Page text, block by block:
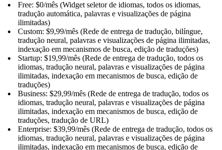
Free: $0/mês (Widget seletor de idiomas, todos os idiomas,
tradução automática, palavras e visualizações de página
ilimitadas)
Custom: $9,99/mês (Rede de entrega de tradução, bilíngue,
tradução neural, palavras e visualizações de página ilimitadas,
indexação em mecanismos de busca, edição de traduções)
Startup: $19,99/mês (Rede de entrega de tradução, todos os
idiomas, tradução neural, palavras e visualizações de página
ilimitadas, indexação em mecanismos de busca, edição de
traduções)
Business: $29,99/mês (Rede de entrega de tradução, todos os
idiomas, tradução neural, palavras e visualizações de página
ilimitadas, indexação em mecanismos de busca, edição de
traduções, tradução de URL)
Enterprise: $39,99/mês (Rede de entrega de tradução, todos os
idiomas, tradução neural, palavras e visualizações de página
ilimitadas, indexação em mecanismos de busca, edição de